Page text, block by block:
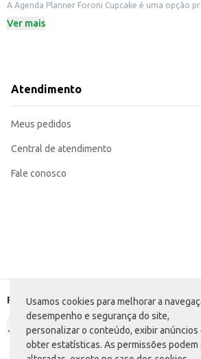
Usamos cookies para melhorar a
desempenho e segurança do site,
personalizar o conteúdo, exibir anúncios
obter estatísticas. As permissões podem
A Agenda Planner Foroni Cupcake é uma opção prática e funcional para organização pessoal e
Dicas de uso:
organização do dia a dia.
Marca: Foroni
Categoria: Agenda e cadernos
Ver mais
Atendimento
Meus pedidos
Central de atendimento
Fale conosco
Formas de pagamento